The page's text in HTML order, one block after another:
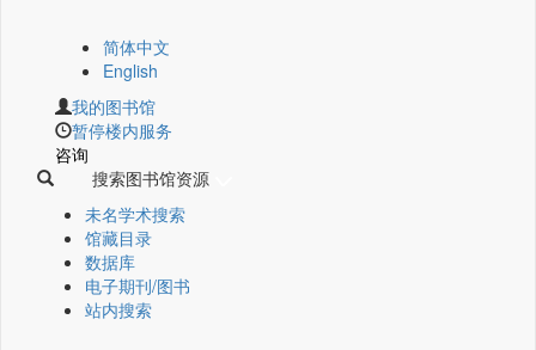
简体中文
English
我的图书馆
暂停楼内服务
咨询
搜索图书馆资源
未名学术搜索
馆藏目录
数据库
电子期刊/图书
站内搜索